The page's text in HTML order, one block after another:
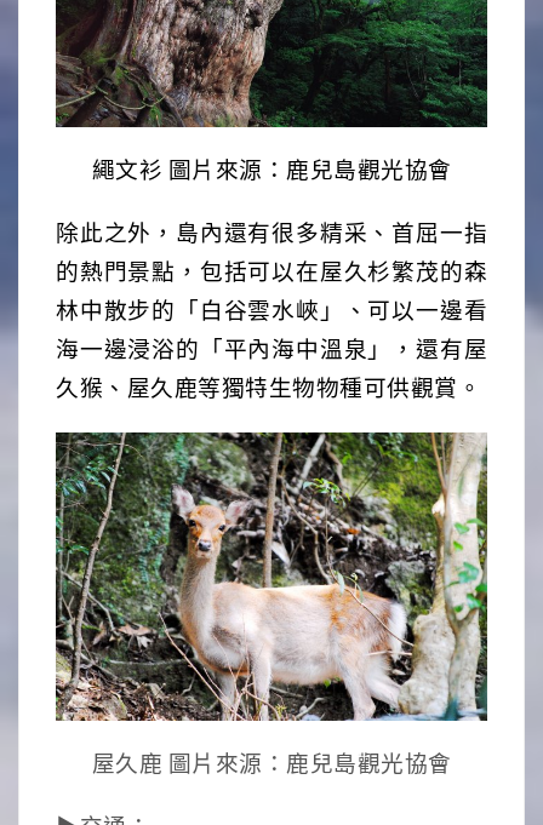
繩文衫 圖片來源：鹿兒島觀光協會
除此之外，島內還有很多精采、首屈一指
的熱門景點，包括可以在屋久杉繁茂的森
林中散步的「白谷雲水峽」、可以一邊看
海一邊浸浴的「平內海中溫泉」，還有屋
久猴、屋久鹿等獨特生物物種可供觀賞。
屋久鹿 圖片來源：鹿兒島觀光協會